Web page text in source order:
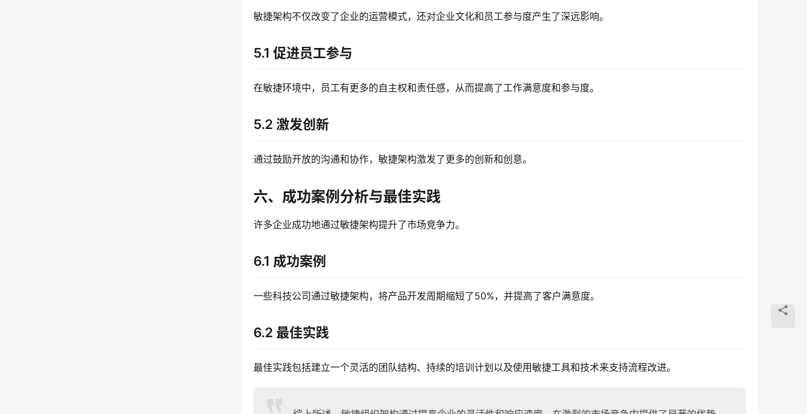
敏捷架构不仅改变了企业的运营模式，还对企业文化和员工参与度产生了深远影响。
5.1 促进员工参与
在敏捷环境中，员工有更多的自主权和责任感，从而提高了工作满意度和参与度。
5.2 激发创新
通过鼓励开放的沟通和协作，敏捷架构激发了更多的创新和创意。
六、成功案例分析与最佳实践
许多企业成功地通过敏捷架构提升了市场竞争力。
6.1 成功案例
一些科技公司通过敏捷架构，将产品开发周期缩短了50%，并提高了客户满意度。
6.2 最佳实践
最佳实践包括建立一个灵活的团队结构、持续的培训计划以及使用敏捷工具和技术来支持流程改进。